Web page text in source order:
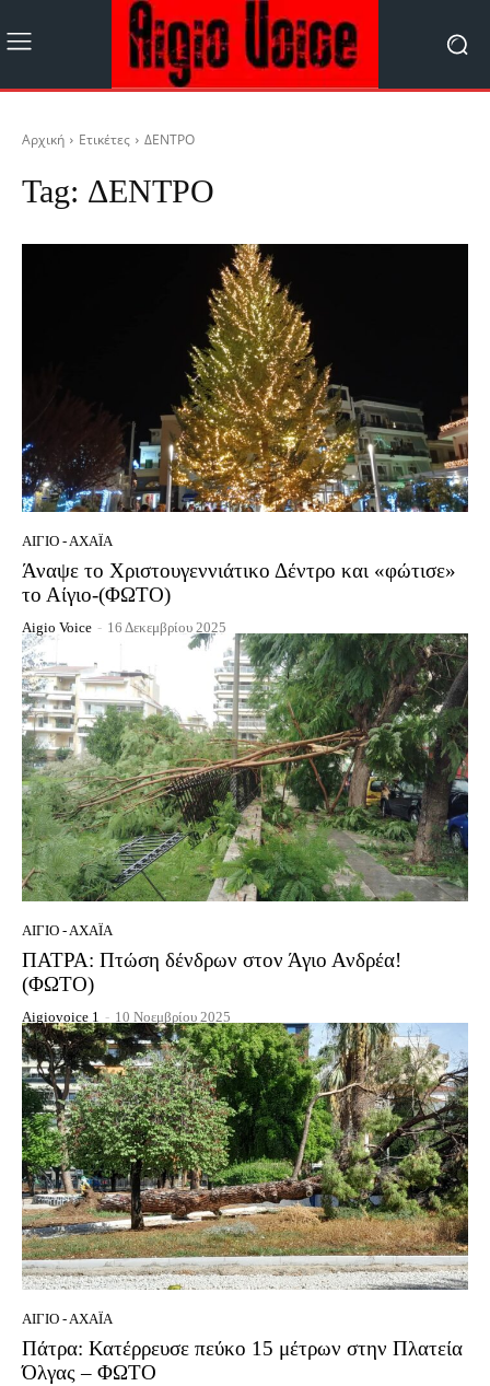
Αρχική Ετικέτες ΔΕΝΤΡΟ
Tag: ΔΕΝΤΡΟ
ΑΊΓΙΟ - ΑΧΑΪ́Α
Άναψε το Χριστουγεννιάτικο Δέντρο και «φώτισε»
το Αίγιο-(ΦΩΤΟ)
Aigio Voice - 16 Δεκεμβρίου 2025
ΑΊΓΙΟ - ΑΧΑΪ́Α
ΠΑΤΡΑ: Πτώση δένδρων στον Άγιο Ανδρέα!
(ΦΩΤΟ)
Aigiovoice 1 - 10 Νοεμβρίου 2025
ΑΊΓΙΟ - ΑΧΑΪ́Α
Πάτρα: Κατέρρευσε πεύκο 15 μέτρων στην Πλατεία
Όλγας – ΦΩΤΟ